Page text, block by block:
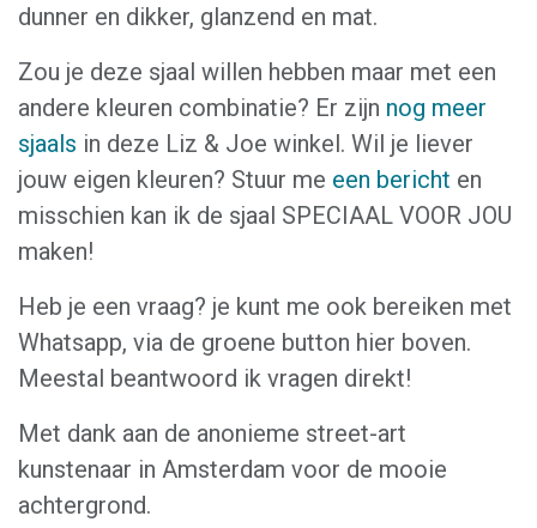
dunner en dikker, glanzend en mat.
Zou je deze sjaal willen hebben maar met een
andere kleuren combinatie? Er zijn nog meer
sjaals in deze Liz & Joe winkel. Wil je liever
jouw eigen kleuren? Stuur me een bericht en
misschien kan ik de sjaal SPECIAAL VOOR JOU
maken!
Heb je een vraag? je kunt me ook bereiken met
Whatsapp, via de groene button hier boven.
Meestal beantwoord ik vragen direkt!
Met dank aan de anonieme street-art
kunstenaar in Amsterdam voor de mooie
achtergrond.